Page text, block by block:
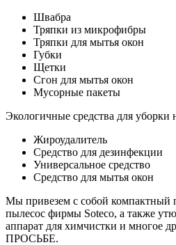
Швабра
Тряпки из микрофибры
Тряпки для мытья окон
Губки
Щетки
Сгон для мытья окон
Мусорные пакеты
Экологичные средства для
Жироудалитель
Средство для дезинфекции
Универсальное средство
Средство для мытья окон
Мы привезем с собой компактный
пылесос фирмы Soteco, а также
аппарат для химчистки и
ПРОСЬБЕ.